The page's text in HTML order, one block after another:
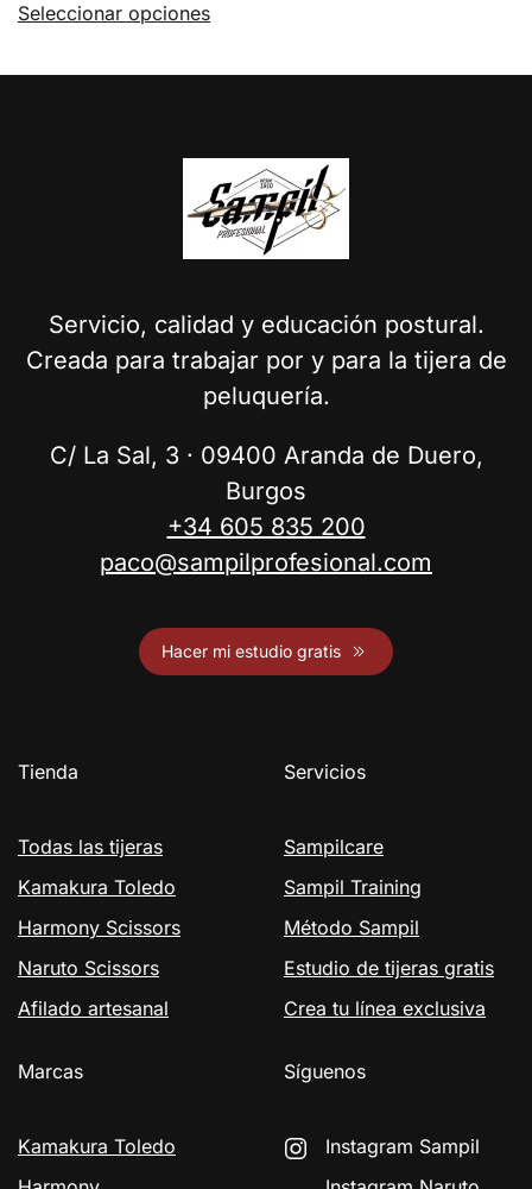
Seleccionar opcionesproducto
múltiples
opciones
se
pueden
elegir
página
de
producto
Servicio, calidad y educación postural.
Creada para trabajar por y para la tijera de
peluquería.
C/ La Sal, 3 · 09400 Aranda de Duero,
Burgos
+34 605 835 200
paco@sampilprofesional.com
Hacer mi estudio gratis
Tienda
Todas las tijeras
Kamakura Toledo
Harmony Scissors
Naruto Scissors
Afilado artesanal
Servicios
Sampilcare
Sampil Training
Método Sampil
Estudio de tijeras gratis
Crea tu línea exclusiva
Marcas
Kamakura Toledo
Síguenos
Instagram Sampil